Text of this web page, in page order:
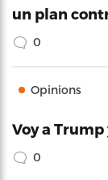
un plan
0
Opinions
Voy a
0